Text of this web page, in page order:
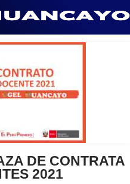
DE CONTRATA
2021